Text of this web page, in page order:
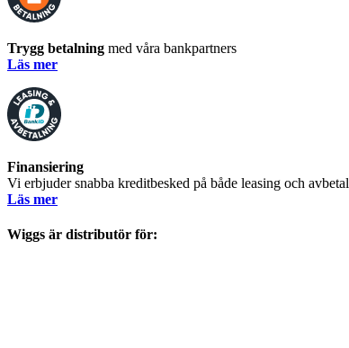
Trygg betalning med våra bankpartners
Läs mer
Finansiering
Vi erbjuder snabba kreditbesked på både leasing och
Läs mer
Wiggs är distributör för: